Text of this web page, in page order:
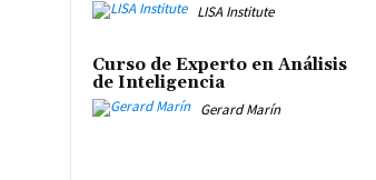
LISA Institute
Curso de Experto en Análisis
de Inteligencia
Gerard Marín